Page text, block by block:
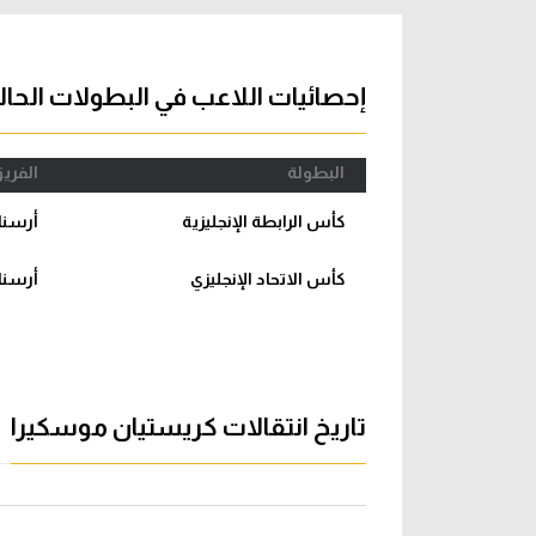
دوري إحصائيات اللاعب في البطولات
البطولة
كأس الرابطة الإنجليزية
كأس الاتحاد الإنجليزي
تاريخ انتقالات كريستيان موسكيرا